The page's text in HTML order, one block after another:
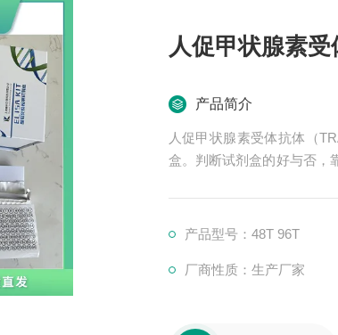
人促甲状腺素
产品简介
人促甲状腺素受体抗体（
盒。判断试剂盒的好与否，
产品型号：48T 96T
厂商性质：生产厂家